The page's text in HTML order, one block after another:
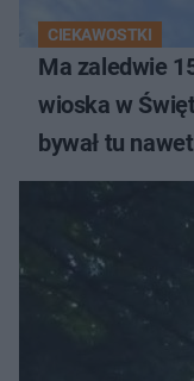
CIEKAWOSTKI
Ma zaledwie
wioska w
bywał tu